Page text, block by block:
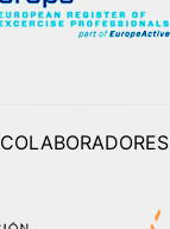
COLABORADORES